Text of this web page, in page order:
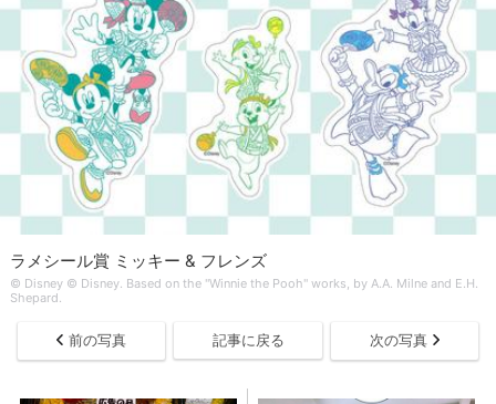
ラメシール賞 ミッキー & フレンズ
© Disney © Disney. Based on the "Winnie the Pooh" works, by A.A. Milne and E.H.
Shepard.
前の写真 記事に戻る 次の写真